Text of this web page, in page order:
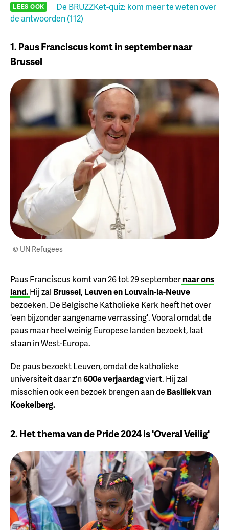
LEES OOK
De BRUZZKet-quiz: kom meer te weten over
de antwoorden (112)
1. Paus Franciscus komt in september naar
Brussel
© UN Refugees
Paus Franciscus komt van 26 tot 29 septembernaar ons
land.Hij zal Brussel, Leuven en Louvain-la-Neuve
bezoeken. De Belgische Katholieke Kerk heeft het over
'een bijzonder aangename verrassing'. Vooral omdat de
paus maar heel weinig Europese landen bezoekt, laat
staan in West-Europa.
De paus bezoekt Leuven, omdat de katholieke
universiteit daar z'n600e verjaardagviert. Hij zal
misschien ook een bezoek brengen aan de Basiliek van
Koekelberg.
2. Het thema van de Pride 2024 is 'Overal Veilig'